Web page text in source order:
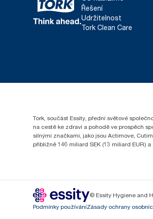
Řešení
Udržitelnost
Tork Clean Care
Tork, součást Essity, přední světové
na cestě ke zdraví a pohodě ve prospěch
silnými značkami, jako jsou Actimove,
přibližně 146 miliard SEK (13 miliard EUR)
© Essity Hygiene and
Podmínky používáníZásady ochrany